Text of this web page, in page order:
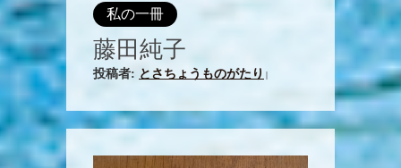
私の一冊
藤田純子
投稿者: とさちょうものがたり